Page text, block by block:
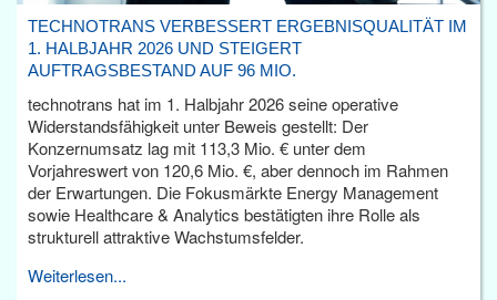
TECHNOTRANS VERBESSERT ERGEBNISQUALITÄT IM
1. HALBJAHR 2026 UND STEIGERT
AUFTRAGSBESTAND AUF 96 MIO.
technotrans hat im 1. Halbjahr 2026 seine operative
Widerstandsfähigkeit unter Beweis gestellt: Der
Konzernumsatz lag mit 113,3 Mio. € unter dem
Vorjahreswert von 120,6 Mio. €, aber dennoch im Rahmen
der Erwartungen. Die Fokusmärkte Energy Management
sowie Healthcare & Analytics bestätigten ihre Rolle als
strukturell attraktive Wachstumsfelder.
Weiterlesen...